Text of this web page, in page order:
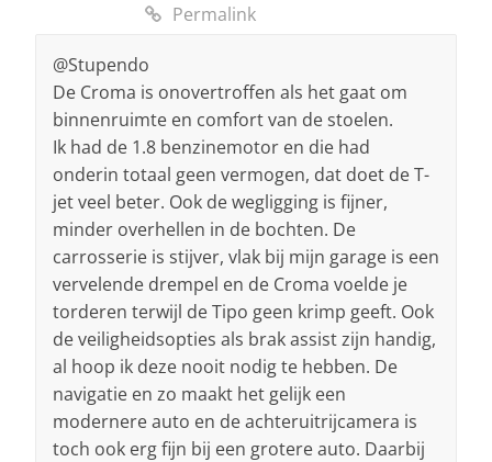
Permalink
@Stupendo
De Croma is onovertroffen als het gaat om
binnenruimte en comfort van de stoelen.
Ik had de 1.8 benzinemotor en die had
onderin totaal geen vermogen, dat doet de T-
jet veel beter. Ook de wegligging is fijner,
minder overhellen in de bochten. De
carrosserie is stijver, vlak bij mijn garage is een
vervelende drempel en de Croma voelde je
torderen terwijl de Tipo geen krimp geeft. Ook
de veiligheidsopties als brak assist zijn handig,
al hoop ik deze nooit nodig te hebben. De
navigatie en zo maakt het gelijk een
modernere auto en de achteruitrijcamera is
toch ook erg fijn bij een grotere auto. Daarbij